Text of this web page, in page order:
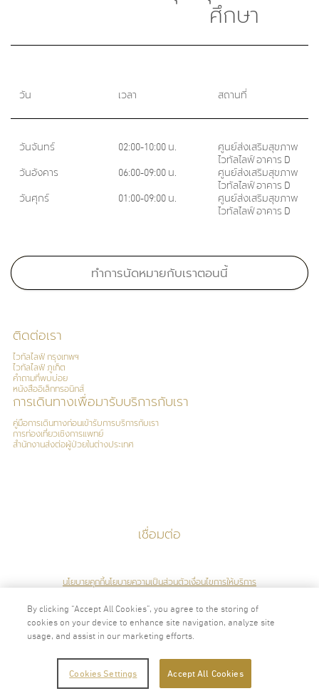
ศึกษา
วัน เวลา สถานที่
วันจันทร์ 02:00-10:00 น.
ศูนย์ส่งเสริมสุขภาพ
ไวทัลไลฟ์ อาคาร D
วันอังคาร
06:00-09:00 น.
ศูนย์ส่งเสริมสุขภาพ
ไวทัลไลฟ์ อาคาร D
วันศุกร์
01:00-09:00 น.
ศูนย์ส่งเสริมสุขภาพ
ไวทัลไลฟ์ อาคาร D
แพทยศาสตร์วชิรพยาบาล มหาวิทยาลัยมหิดล , 2556
Special Clinical Interests:
Preventive Medicine, LifeStyle Medicine, Gut Health
ทำการนัดหมายกับเราตอนนี้
ติดต่อเรา
ไวทัลไลฟ์ กรุงเทพฯ
ไวทัลไลฟ์ ภูเก็ต
คำถามที่พบบ่อย
หนังสืออิเล็กทรอนิกส์
การเดินทางเพื่อมารับบริการกับเรา
คู่มือการเดินทางก่อนเข้ารับการบริการกับเรา
การท่องเที่ยวเชิงการแพทย์
สำนักงานส่งต่อผู้ป่วยในต่างประเทศ
เชื่อมต่อ
นโยบายคุกกี้นโยบายความเป็นส่วนตัวเงื่อนไขการให้บริการ
2024 © ลิขสิทธิ์ ศูนย์ส่งเสริมสุขภาพไวทัลไลฟ์
By clicking “Accept All Cookies”, you agree to the storing of
cookies on your device to enhance site navigation, analyze site
usage, and assist in our marketing efforts.
Cookies Settings Accept All Cookies